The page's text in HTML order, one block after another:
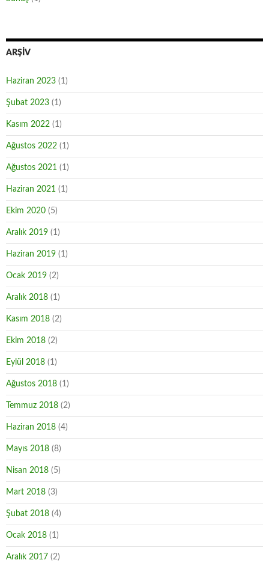
ARŞIV
Haziran 2023 (1)
Şubat 2023 (1)
Kasım 2022 (1)
Ağustos 2022 (1)
Ağustos 2021 (1)
Haziran 2021 (1)
Ekim 2020 (5)
Aralık 2019 (1)
Haziran 2019 (1)
Ocak 2019 (2)
Aralık 2018 (1)
Kasım 2018 (2)
Ekim 2018 (2)
Eylül 2018 (1)
Ağustos 2018 (1)
Temmuz 2018 (2)
Haziran 2018 (4)
Mayıs 2018 (8)
Nisan 2018 (5)
Mart 2018 (3)
Şubat 2018 (4)
Ocak 2018 (1)
Aralık 2017 (2)